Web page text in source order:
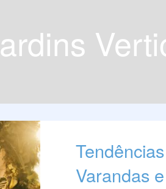
Jardins
Varandas